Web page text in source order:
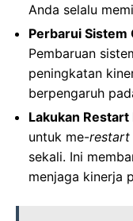
Anda selalu
Perbarui Sistem
Pembaruan
peningkatan
berpengaruh
Lakukan Restart
untuk me-restart
sekali. Ini
menjaga kinerja